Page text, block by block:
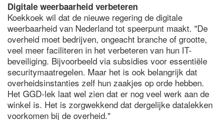
Digitale weerbaarheid verbeteren
Koekkoek wil dat de nieuwe regering de digitale
weerbaarheid van Nederland tot speerpunt maakt. "De
overheid moet bedrijven, ongeacht branche of grootte,
veel meer faciliteren in het verbeteren van hun IT-
beveiliging. Bijvoorbeeld via subsidies voor essentiële
securitymaatregelen. Maar het is ook belangrijk dat
overheidsinstanties zelf hun zaakjes op orde hebben.
Het GGD-lek laat wel zien dat er nog veel werk aan de
winkel is. Het is zorgwekkend dat dergelijke datalekken
voorkomen bij de overheid."